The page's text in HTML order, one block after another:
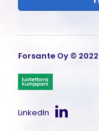
Kirjaudu
Ammattikäyttäjän
Asiakkaan
Forsante Oy © 2022
LinkedIn